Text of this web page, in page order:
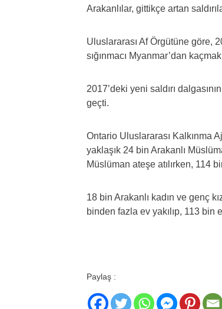
Arakanlılar, gittikçe artan
Uluslararası Af Örgütüne göre,
sığınmacı Myanmar’dan
2017’deki yeni saldırı
geçti.
Ontario Uluslararası Kalkınma
yaklaşık 24 bin Arakanlı
Müslüman ateşe atılırken, 114
18 bin Arakanlı kadın ve genç
binden fazla ev yakılıp, 113 bin
Paylaş :